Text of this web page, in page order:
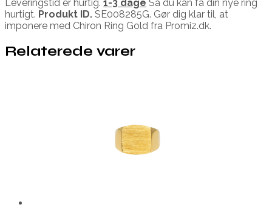
Leveringstid er hurtig. 1-3 dage Så du kan få din nye ring
hurtigt. Produkt ID. SE008285G. Gør dig klar til, at
imponere med Chiron Ring Gold fra Promiz.dk.
Relaterede varer